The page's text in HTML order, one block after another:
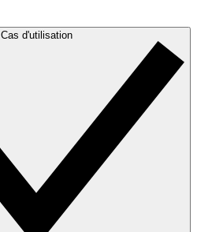
Cas d'utilisation